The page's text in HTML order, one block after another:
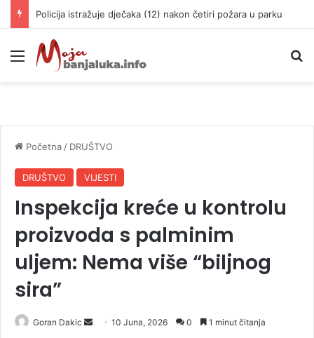
Policija istražuje dječaka (12) nakon četiri požara u parku
Meni
Početna / DRUŠTVO
DRUŠTVO VIJESTI
Inspekcija kreće u kontrolu
proizvoda s palminim
uljem: Nema više “biljnog
sira”
Goran Dakic 10 Juna, 2026 0 1 minut čitanja